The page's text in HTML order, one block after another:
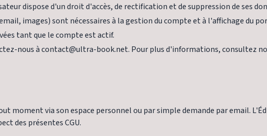
dispose d'un droit d'accès, de rectification et de suppression de ses
images) sont nécessaires à la gestion du compte et à l'affichage du
tant que le compte est actif.
nous à contact@ultra-book.net. Pour plus d'informations, consultez
moment via son espace personnel ou par simple demande par email.
des présentes CGU.